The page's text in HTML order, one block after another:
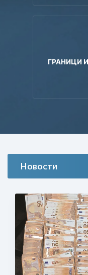
ГРАНИЦИ
Новости